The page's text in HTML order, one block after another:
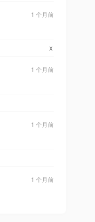
1 个月前
x
1 个月前
1 个月前
1 个月前